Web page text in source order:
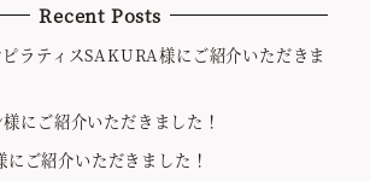
Recent Posts
ラティスSAKURA様にご紹介いただきま
にご紹介いただきました！
ご紹介いただきました！